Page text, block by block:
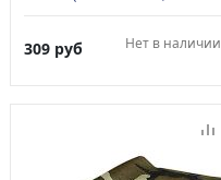
309 руб Нет в наличии